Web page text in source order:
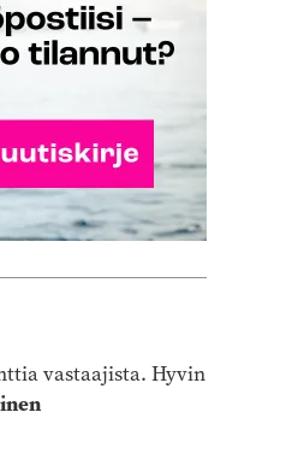
vastaajista. Hyvin